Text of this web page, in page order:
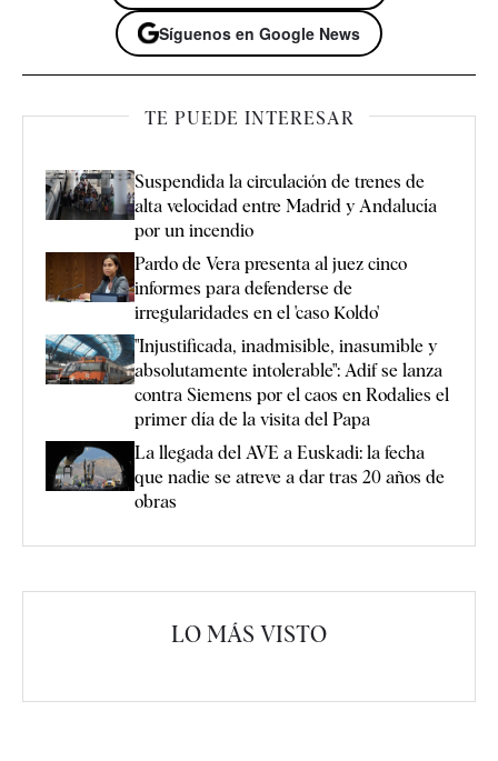
Síguenos en Google News
TE PUEDE INTERESAR
Suspendida la circulación de trenes de
alta velocidad entre Madrid y Andalucía
por un incendio
Pardo de Vera presenta al juez cinco
informes para defenderse de
irregularidades en el 'caso Koldo'
"Injustificada, inadmisible, inasumible y
absolutamente intolerable": Adif se lanza
contra Siemens por el caos en Rodalies el
primer día de la visita del Papa
La llegada del AVE a Euskadi: la fecha
que nadie se atreve a dar tras 20 años de
obras
LO MÁS VISTO